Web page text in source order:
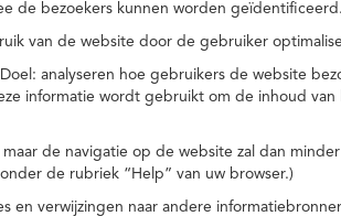
de bezoekers kunnen worden geïdentificeerd.
van de website door de gebruiker
analyseren hoe gebruikers de website
informatie wordt gebruikt om de inhoud
de navigatie op de website zal dan
de rubriek “Help” van uw browser.)
en verwijzingen naar andere